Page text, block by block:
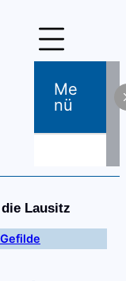
Me
Nü
Lausitz